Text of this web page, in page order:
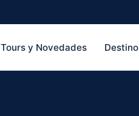
Tours y Novedades